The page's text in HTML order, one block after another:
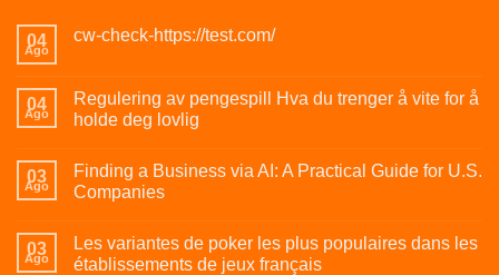
04
Ago
cw-check-https://test.com/
04
Ago
Regulering av pengespill Hva du trenger å vite for å
holde deg lovlig
03
Ago
Finding a Business via AI: A Practical Guide for U.S.
Companies
03
Ago
Les variantes de poker les plus populaires dans les
établissements de jeux français